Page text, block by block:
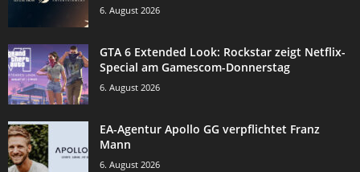
6. August 2026
GTA 6 Extended Look: Rockstar zeigt Netflix-
Special am Gamescom-Donnerstag
6. August 2026
EA-Agentur Apollo GG verpflichtet Franz
Mann
6. August 2026